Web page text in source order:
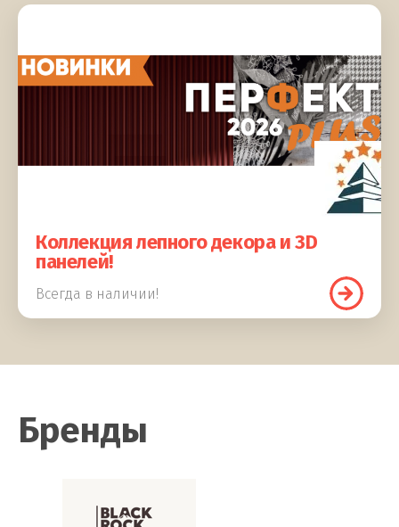
Коллекция лепного декора и 3D
панелей!
Всегда в наличии!
Бренды